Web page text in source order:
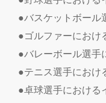
●バスケットボール
●ゴルファーにおけ
●バレーボール選手
●テニス選手におけ
●卓球選手における